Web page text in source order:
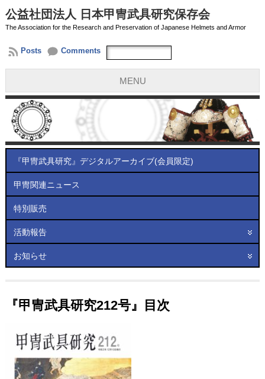
公益社団法人 日本甲冑武具研究保存会
The Association for the Research and Preservation of Japanese Helmets and Armor
Posts Comments
MENU
『甲冑武具研究』デジタルアーカイブ(会員限定)
甲冑関連ニュース
特別販売
活動報告
お知らせ
『甲冑武具研究212号』目次